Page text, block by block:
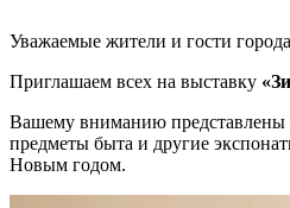
Уважаемые жители и гости
Приглашаем всех на выставку
Вашему вниманию представлены
предметы быта и другие
Новым годом.